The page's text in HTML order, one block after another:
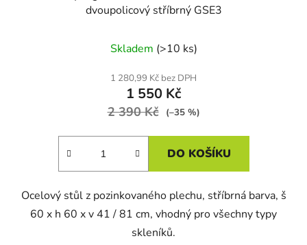
dvoupolicový stříbrný GSE3
Skladem (>10 ks)
1 280,99 Kč bez DPH
1 550 Kč
2 390 Kč (–35 %)
DO KOŠÍKU
Ocelový stůl z pozinkovaného plechu, stříbrná barva, š
60 x h 60 x v 41 / 81 cm, vhodný pro všechny typy
skleníků.